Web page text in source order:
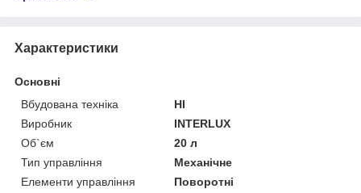
Характеристики
Основні
Вбудована техніка
НІ
Виробник
INTERLUX
Об`єм
20 л
Тип управління
Механічне
Елементи управління
Поворотні